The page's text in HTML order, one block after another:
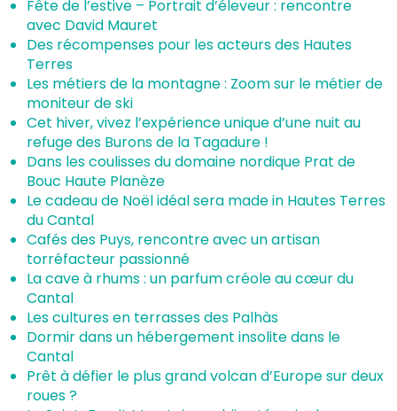
Fête de l’estive – Portrait d’éleveur : rencontre
avec David Mauret
Des récompenses pour les acteurs des Hautes
Terres
Les métiers de la montagne : Zoom sur le métier de
moniteur de ski
Cet hiver, vivez l’expérience unique d’une nuit au
refuge des Burons de la Tagadure !
Dans les coulisses du domaine nordique Prat de
Bouc Haute Planèze
Le cadeau de Noël idéal sera made in Hautes Terres
du Cantal
Cafés des Puys, rencontre avec un artisan
torréfacteur passionné
La cave à rhums : un parfum créole au cœur du
Cantal
Les cultures en terrasses des Palhàs
Dormir dans un hébergement insolite dans le
Cantal
Prêt à défier le plus grand volcan d’Europe sur deux
roues ?